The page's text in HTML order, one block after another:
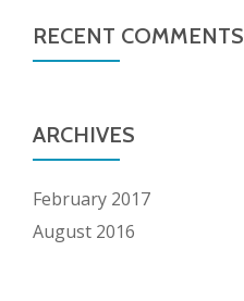
RECENT COMMENTS
ARCHIVES
February 2017
August 2016